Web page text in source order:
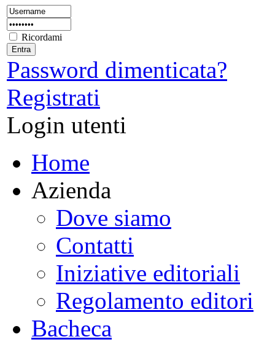
Ricordami
Password dimenticata?
Registrati
Login utenti
Home
Azienda
Dove siamo
Contatti
Iniziative editoriali
Regolamento editori
Bacheca